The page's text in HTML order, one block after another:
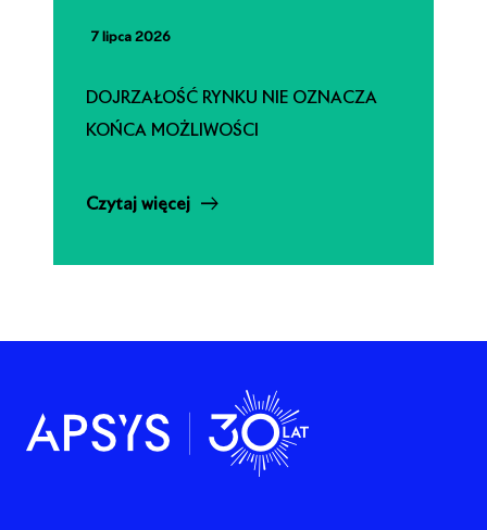
7 lipca 2026
DOJRZAŁOŚĆ RYNKU NIE OZNACZA
KOŃCA MOŻLIWOŚCI
Czytaj więcej